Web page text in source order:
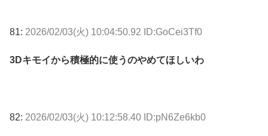
81: 2026/02/03(火) 10:04:50.92 ID:GoCei3Tf0
3Dキモイから積極的に使うのやめてほしいわ
82: 2026/02/03(火) 10:12:58.40 ID:pN6Ze6kb0